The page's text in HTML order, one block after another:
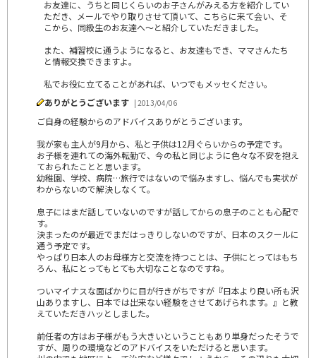
お友達に、うちと同じくらいのお子さんがみえる方を紹介してい
ただき、メールでやり取りさせて頂いて、こちらに来て会い、そ
こから、同級生のお友達へ～と紹介していただきました。
また、補習校に通うようになると、お友達もでき、ママさんたち
と情報交換できますよ。
私でお役に立てることがあれば、いつでもメッセください。
ありがとうございます | 2013/04/06
ご自身の経験からのアドバイスありがとうございます。
我が家も主人が9月から、私と子供は12月ぐらいからの予定です。
お子様を連れての海外転勤で、今の私と同じように色々な不安を抱え
ておられたことと思います。
幼稚園、学校、病院…旅行ではないので悩みますし、悩んでも実状が
わからないので解決しなくて。
息子にはまだ話していないのですが話してからの息子のことも心配で
す。
決まったのが最近でまだはっきりしないのですが、日本のスクールに
通う予定です。
やっぱり日本人のお母様方と交流を持つことは、子供にとってはもち
ろん、私にとってもとても大切なことなのですね。
ついマイナスな面ばかりに目が行きがちですが『日本より良い所も沢
山ありますし、日本では出来ない経験をさせてあげられます。』と教
えていただきハッとしました。
前任者の方はお子様がもう大きいということもあり単身だったそうで
すが、周りの環境などのアドバイスをいただけると思います。